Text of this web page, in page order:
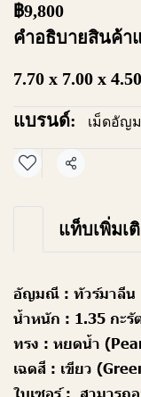
฿9,800
คำอธิบายสินค้า
7.70 x 7.00 x
แบรนด์: เม็ดอัญ
แชร์
แท็บเพิ่มเ
อัญมณี : ทัวร์มาลีน
น้ำหนัก : 1.35 กะรั
ทรง : หยดน้ำ
เฉดสี : เขียว
ใบเซอร์ : สามารถ